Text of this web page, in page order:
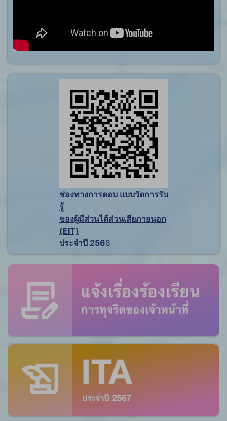
ช่องทางการตอบ แบบวัดการรับ
รู้
ของผู้มีส่วนได้ส่วนเสียภายนอก
(EIT)
ประจำปี 2568